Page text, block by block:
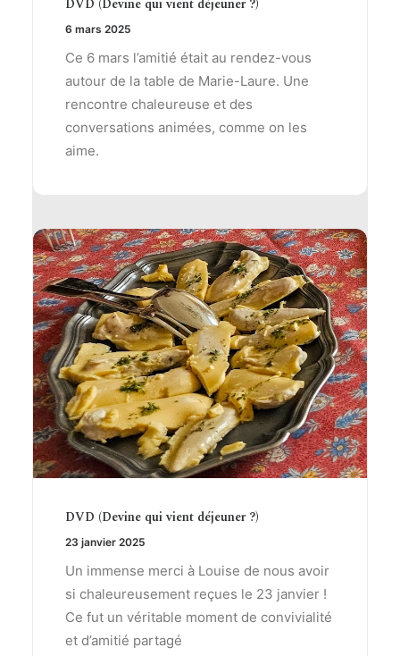
6 mars 2025
Ce 6 mars l’amitié était au rendez-vous
autour de la table de Marie-Laure. Une
rencontre chaleureuse et des
conversations animées, comme on les
aime.
DVD (Devine qui vient déjeuner ?)
23 janvier 2025
Un immense merci à Louise de nous avoir
si chaleureusement reçues le 23 janvier !
Ce fut un véritable moment de convivialité
et d’amitié partagé